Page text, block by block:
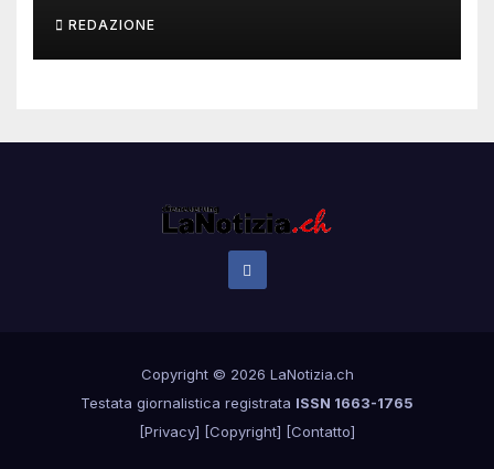
REDAZIONE
Copyright © 2026 LaNotizia.ch
Testata giornalistica registrata ISSN 1663-1765
[Privacy] [Copyright] [Contatto]